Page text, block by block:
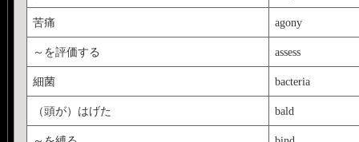
苦痛 agony
～を評価する assess
細菌 bacteria
（頭が）はげた bald